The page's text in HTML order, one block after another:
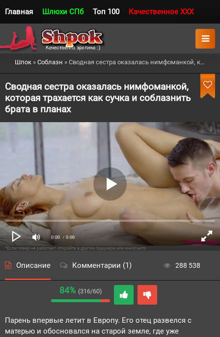
Главная Шлюхи СПб Топ 100 Качественное XXX
Шпок » Соблазн » Сводная сестра оказалась нимфоманкой, которая трахается как сучка и соблазнить брата в планах
Сводная сестра оказалась нимфоманкой,
которая трахается как сучка и соблазнить
брата в планах
0:00 / 0:00
*Если плеер не работает, откройте в другом браузере или инкогнито
Описание Комментарии (1)
84% (316/60)
288 538
Парень впервые летит в Европу. Его отец развелся с
матерью и обосновался на старой земле, где уже